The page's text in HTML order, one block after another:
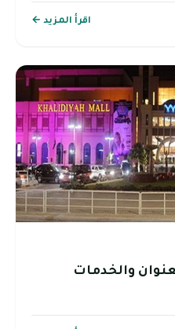
اقرأ المزيد ←
والخدمات